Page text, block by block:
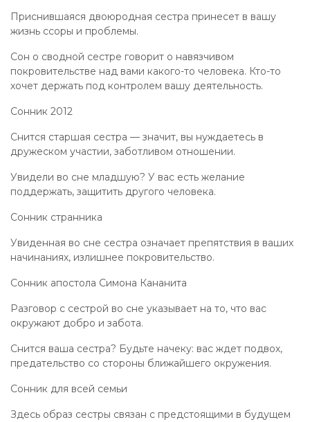
Приснившаяся двоюродная сестра принесет в вашу
жизнь ссоры и проблемы.
Сон о сводной сестре говорит о навязчивом
покровительстве над вами какого-то человека. Кто-то
хочет держать под контролем вашу деятельность.
Сонник 2012
Снится старшая сестра — значит, вы нуждаетесь в
дружеском участии, заботливом отношении.
Увидели во сне младшую? У вас есть желание
поддержать, защитить другого человека.
Сонник странника
Увиденная во сне сестра означает препятствия в ваших
начинаниях, излишнее покровительство.
Сонник апостола Симона Кананита
Разговор с сестрой во сне указывает на то, что вас
окружают добро и забота.
Снится ваша сестра? Будьте начеку: вас ждет подвох,
предательство со стороны ближайшего окружения.
Сонник для всей семьи
Здесь образ сестры связан с предстоящими в будущем